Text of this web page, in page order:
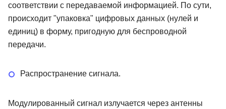
соответствии с передаваемой информацией. По сути,
происходит "упаковка" цифровых данных (нулей и
единиц) в форму, пригодную для беспроводной
передачи.
Распространение сигнала.
Модулированный сигнал излучается через антенны